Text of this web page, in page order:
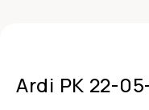
Ardi РК 22-